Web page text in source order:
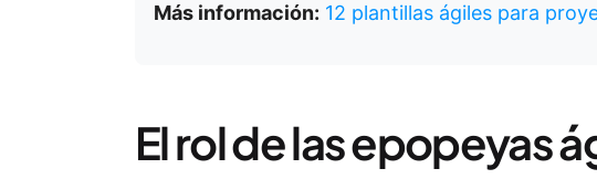
Más información: 12 plantillas ágiles para
El rol de las epopeyas